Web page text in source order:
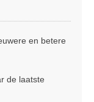
en betere
de laatste